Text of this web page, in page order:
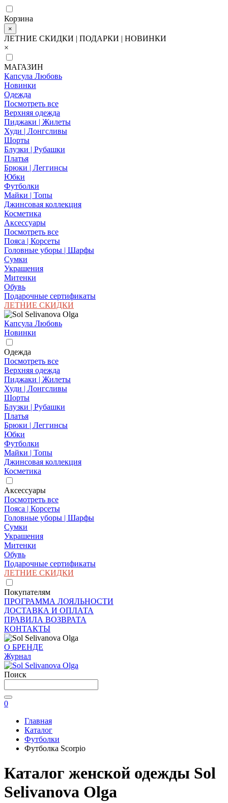
Корзина
×
ЛЕТНИЕ СКИДКИ | ПОДАРКИ | НОВИНКИ
×
МАГАЗИН
Капсула Любовь
Новинки
Одежда
Посмотреть все
Верхняя одежда
Пиджаки | Жилеты
Худи | Лонгсливы
Шорты
Блузки | Рубашки
Платья
Брюки | Леггинсы
Юбки
Футболки
Майки | Топы
Джинсовая коллекция
Косметика
Аксессуары
Посмотреть все
Пояса | Корсеты
Головные уборы | Шарфы
Сумки
Украшения
Митенки
Обувь
Подарочные сертификаты
ЛЕТНИЕ СКИДКИ
Капсула Любовь
Новинки
Одежда
Посмотреть все
Верхняя одежда
Пиджаки | Жилеты
Худи | Лонгсливы
Шорты
Блузки | Рубашки
Платья
Брюки | Леггинсы
Юбки
Футболки
Майки | Топы
Джинсовая коллекция
Косметика
Аксессуары
Посмотреть все
Пояса | Корсеты
Головные уборы | Шарфы
Сумки
Украшения
Митенки
Обувь
Подарочные сертификаты
ЛЕТНИЕ СКИДКИ
Покупателям
ПРОГРАММА ЛОЯЛЬНОСТИ
ДОСТАВКА И ОПЛАТА
ПРАВИЛА ВОЗВРАТА
КОНТАКТЫ
О БРЕНДЕ
Журнал
Поиск
0
Главная
Каталог
Футболки
Футболка Scorpio
Каталог женской одежды Sol
Selivanova Olga